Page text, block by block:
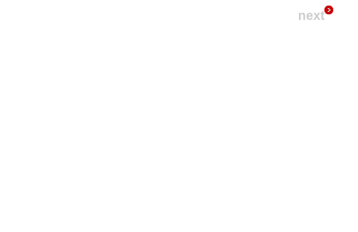
next